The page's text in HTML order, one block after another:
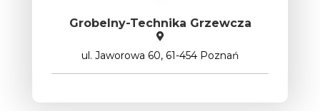
Grobelny-Technika Grzewcza
ul. Jaworowa 60, 61-454 Poznań